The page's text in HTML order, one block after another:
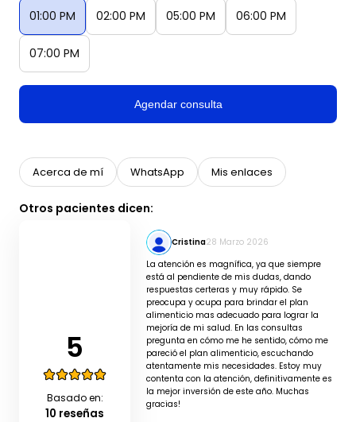
01:00 PM 02:00 PM 05:00 PM 06:00 PM
07:00 PM
Agendar consulta
Acerca de mí WhatsApp Mis enlaces
Otros pacientes dicen:
5
Basado en:
10 reseñas
Cristina28 Marzo 2026
La atención es magnífica, ya que siempre
está al pendiente de mis dudas, dando
respuestas certeras y muy rápido. Se
preocupa y ocupa para brindar el plan
alimenticio mas adecuado para lograr la
mejoría de mi salud. En las consultas
pregunta en cómo me he sentido, cómo me
pareció el plan alimenticio, escuchando
atentamente mis necesidades. Estoy muy
contenta con la atención, definitivamente es
la mejor inversión de este año. Muchas
gracias!